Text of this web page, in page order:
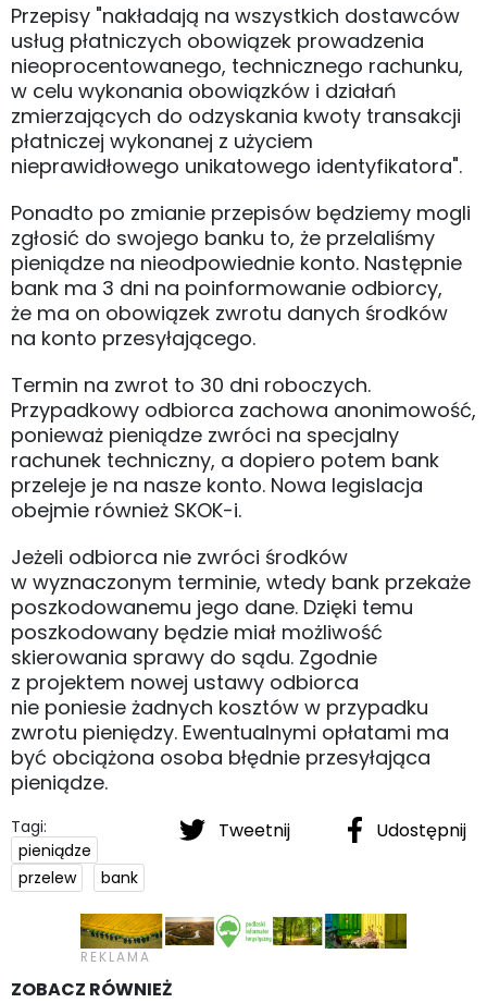
Przepisy "nakładają na wszystkich dostawców
usług płatniczych obowiązek prowadzenia
nieoprocentowanego, technicznego rachunku,
w celu wykonania obowiązków i działań
zmierzających do odzyskania kwoty transakcji
płatniczej wykonanej z użyciem
nieprawidłowego unikatowego identyfikatora".
Ponadto po zmianie przepisów będziemy mogli
zgłosić do swojego banku to, że przelaliśmy
pieniądze na nieodpowiednie konto. Następnie
bank ma 3 dni na poinformowanie odbiorcy,
że ma on obowiązek zwrotu danych środków
na konto przesyłającego.
Termin na zwrot to 30 dni roboczych.
Przypadkowy odbiorca zachowa anonimowość,
ponieważ pieniądze zwróci na specjalny
rachunek techniczny, a dopiero potem bank
przeleje je na nasze konto. Nowa legislacja
obejmie również SKOK-i.
Jeżeli odbiorca nie zwróci środków
w wyznaczonym terminie, wtedy bank przekaże
poszkodowanemu jego dane. Dzięki temu
poszkodowany będzie miał możliwość
skierowania sprawy do sądu. Zgodnie
z projektem nowej ustawy odbiorca
nie poniesie żadnych kosztów w przypadku
zwrotu pieniędzy. Ewentualnymi opłatami ma
być obciążona osoba błędnie przesyłająca
pieniądze.
Tweetnij Udostępnij
Tagi:
pieniądze
przelew
bank
ZOBACZ RÓWNIEŻ